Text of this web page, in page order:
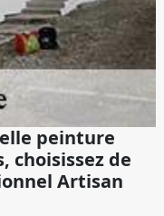
peinture
choisissez de
Artisan